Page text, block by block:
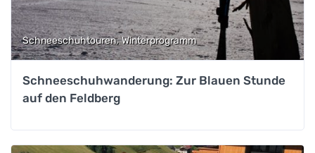
Schneeschuhtouren,Winterprogramm
Schneeschuhwanderung: Zur Blauen Stunde
auf den Feldberg